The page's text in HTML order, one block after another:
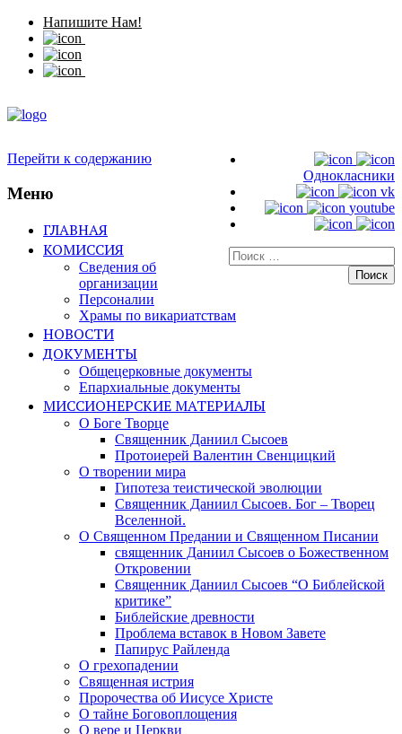
Напишите Нам!
Однокласники
vk
youtube
Искать:
Перейти к содержанию
Меню
ГЛАВНАЯ
КОМИССИЯ
Сведения об
организации
Персоналии
Храмы по викариатствам
НОВОСТИ
ДОКУМЕНТЫ
Общецерковные документы
Епархиальные документы
МИССИОНЕРСКИЕ МАТЕРИАЛЫ
О Боге Творце
Священник Даниил Сысоев
Протоиерей Валентин Свенцицкий
О творении мира
Гипотеза теистической эволюции
Священник Даниил Сысоев. Бог – Творец
Вселенной.
О Священном Предании и Священном Писании
священник Даниил Сысоев о Божественном
Откровении
Священник Даниил Сысоев “О Библейской
критике”
Библейские древности
Проблема вставок в Новом Завете
Папирус Райленда
О грехопадении
Священная истрия
Пророчества об Иисусе Христе
О тайне Боговоплощения
О вере и Церкви